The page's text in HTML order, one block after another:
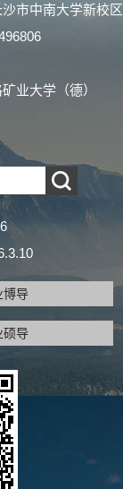
市中南大学新校
业大学（德）
.3.10
博导
硕导